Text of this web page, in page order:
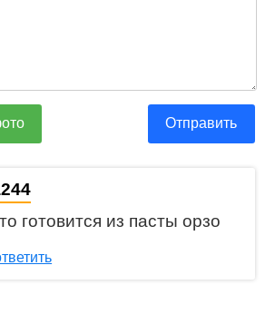
Отправить
готовится из пасты орзо